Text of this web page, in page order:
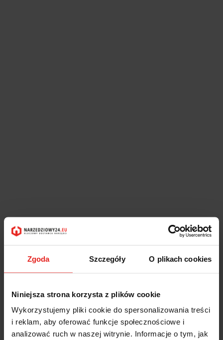
Zgoda Szczegóły O plikach cookies
Niniejsza strona korzysta z plików cookie
Wykorzystujemy pliki cookie do spersonalizowania treści
i reklam, aby oferować funkcje społecznościowe i
analizować ruch w naszej witrynie. Informacje o tym, jak